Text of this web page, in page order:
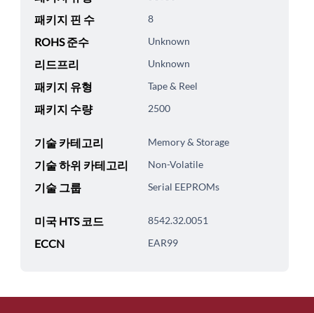
패키지 핀 수 8
ROHS 준수 Unknown
리드프리 Unknown
패키지 유형 Tape & Reel
패키지 수량 2500
기술 카테고리 Memory & Storage
기술 하위 카테고리 Non-Volatile
기술 그룹 Serial EEPROMs
미국 HTS 코드 8542.32.0051
ECCN EAR99